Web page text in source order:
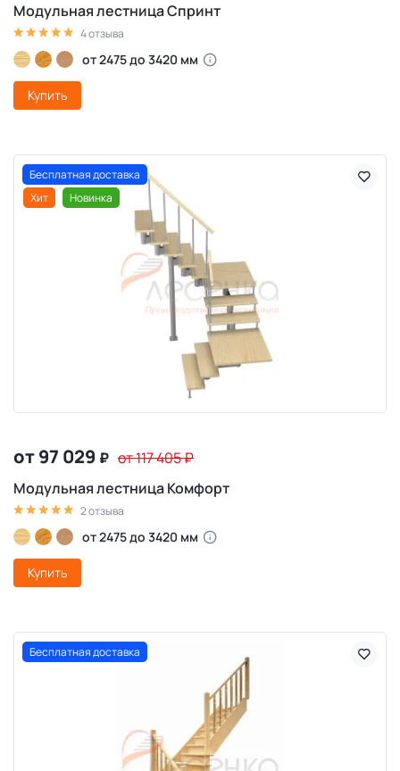
Модульная лестница Спринт
4 отзыва
от 2475 до 3420 мм
Купить
Бесплатная доставка
Хит
Новинка
от 97 029 ₽ от 117 405₽
Модульная лестница Комфорт
2 отзыва
от 2475 до 3420 мм
Купить
Бесплатная доставка